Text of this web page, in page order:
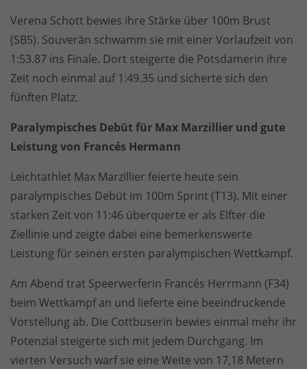
Verena Schott bewies ihre Stärke über 100m Brust
(SB5). Souverän schwamm sie mit einer Vorlaufzeit von
1:53.87 ins Finale. Dort steigerte die Potsdamerin ihre
Zeit noch einmal auf 1:49.35 und sicherte sich den
fünften Platz.
Paralympisches Debüt für Max Marzillier und gute
Leistung von Francés Hermann
Leichtathlet Max Marzillier feierte heute sein
paralympisches Debüt im 100m Sprint (T13). Mit einer
starken Zeit von 11:46 überquerte er als Elfter die
Ziellinie und zeigte dabei eine bemerkenswerte
Leistung für seinen ersten paralympischen Wettkampf.
Am Abend trat Speerwerferin Francés Herrmann (F34)
beim Wettkampf an und lieferte eine beeindruckende
Vorstellung ab. Die Cottbuserin bewies einmal mehr ihr
Potenzial steigerte sich mit jedem Durchgang. Im
vierten Versuch warf sie eine Weite von 17,18 Metern